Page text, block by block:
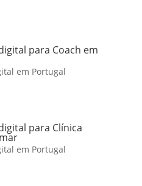
para Coach em
em Portugal
para Clínica
em Portugal